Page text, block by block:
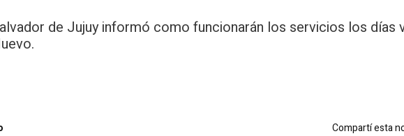
de Jujuy informó como funcionarán los servicios los días
Compartí esta